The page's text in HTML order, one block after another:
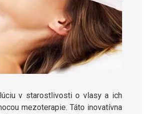
v starostlivosti o vlasy a ich
mezoterapie. Táto inovatívna